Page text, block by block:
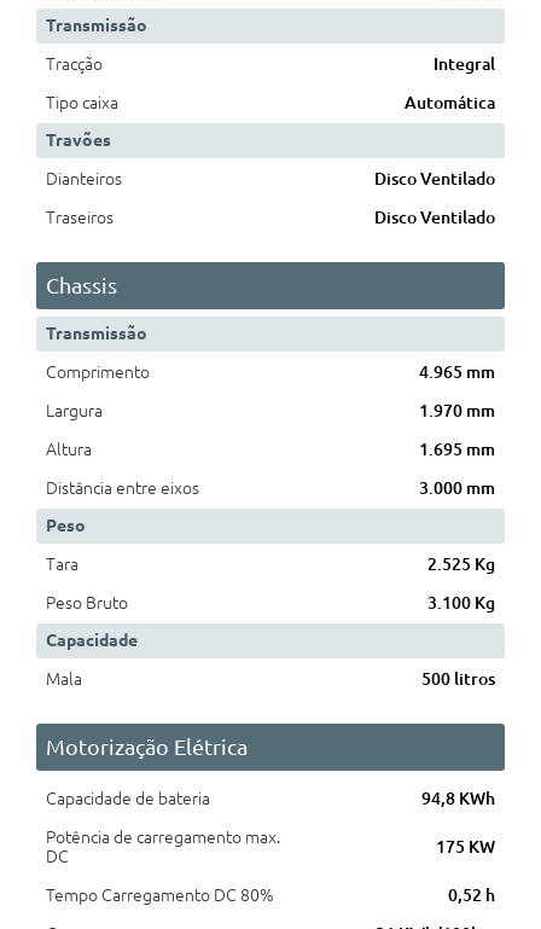
Transmissão
Tracção
Integral
Tipo caixa
Automática
Travões
Dianteiros
Disco Ventilado
Traseiros
Disco Ventilado
Chassis
Transmissão
Comprimento
4.965 mm
Largura
1.970 mm
Altura
1.695 mm
Distância entre eixos
3.000 mm
Peso
Tara
2.525 Kg
Peso Bruto
3.100 Kg
Capacidade
Mala
500 litros
Motorização Elétrica
Capacidade de bateria
94,8 KWh
Potência de carregamento max.
DC
175 KW
Tempo Carregamento DC 80%
0,52 h